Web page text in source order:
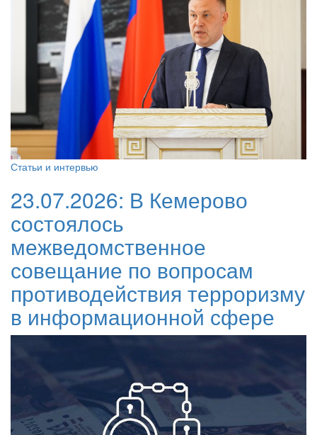
Статьи и интервью
23.07.2026: В Кемерово
состоялось
межведомственное
совещание по вопросам
противодействия терроризму
в информационной сфере